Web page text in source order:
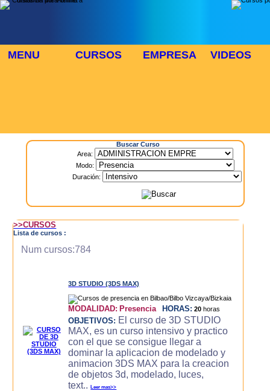
MENU CURSOS EMPRESA VIDEOS
Buscar Curso
Area:
Modo:
Duración:
>>CURSOS
Lista de cursos :
Num cursos:784
3D STUDIO (3DS MAX)
MODALIDAD: Presencia HORAS: 20 horas
OBJETIVOS: El curso de 3D STUDIO
MAX, es un curso intensivo y practico
con el que se consigue llegar a
dominar la aplicacion de modelado y
animacion 3DS MAX para la creacion
de objetos 3d, modelado, luces,
text..Leer mas>>